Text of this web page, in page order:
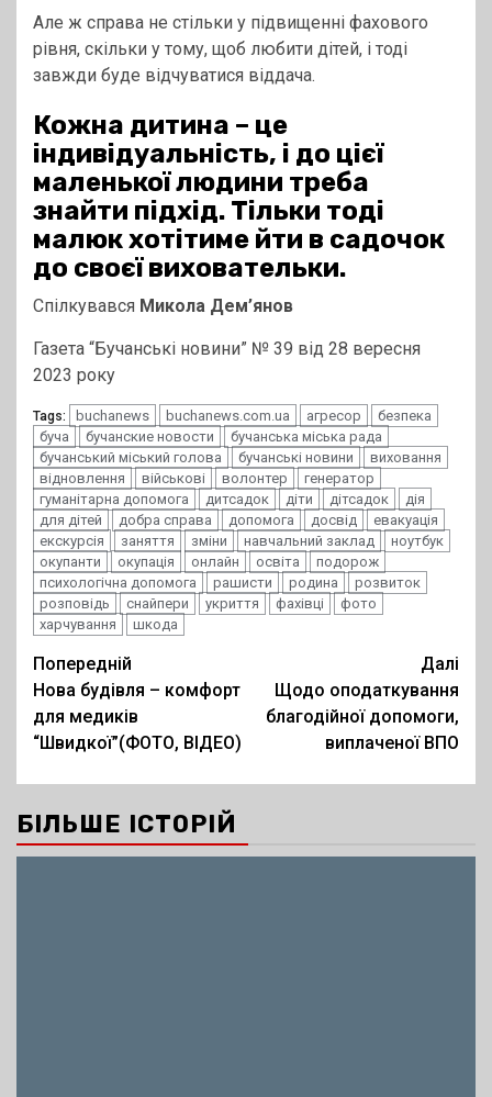
Але ж справа не стільки у підвищенні фахового
рівня, скільки у тому, щоб любити дітей, і тоді
завжди буде відчуватися віддача.
Кожна дитина – це
індивідуальність, і до цієї
маленької людини треба
знайти підхід. Тільки тоді
малюк хотітиме йти в садочок
до своєї виховательки.
Спілкувався Микола Дем’янов
Газета “Бучанські новини” № 39 від 28 вересня
2023 року
Tags: buchanews buchanews.com.ua агресор
безпека
буча
бучанские новости
бучанська міська рада
бучанський міський голова
бучанські новини
виховання
відновлення
військові волонтер
генератор
гуманітарна допомога
дитсадок діти дітсадок
дія
для дітей
добра справа допомога досвід
евакуація
екскурсія
заняття зміни навчальний заклад
ноутбук
окупанти
окупація онлайн освіта
подорож
психологічна допомога
рашисти родина
розвиток
розповідь
снайпери укриття фахівці
фото
харчування
шкода
Post
navigation
Попередній
Нова будівля – комфорт
для медиків
“Швидкої”(ФОТО, ВІДЕО)
Далі
Щодо оподаткування
благодійної допомоги,
виплаченої ВПО
БІЛЬШЕ ІСТОРІЙ